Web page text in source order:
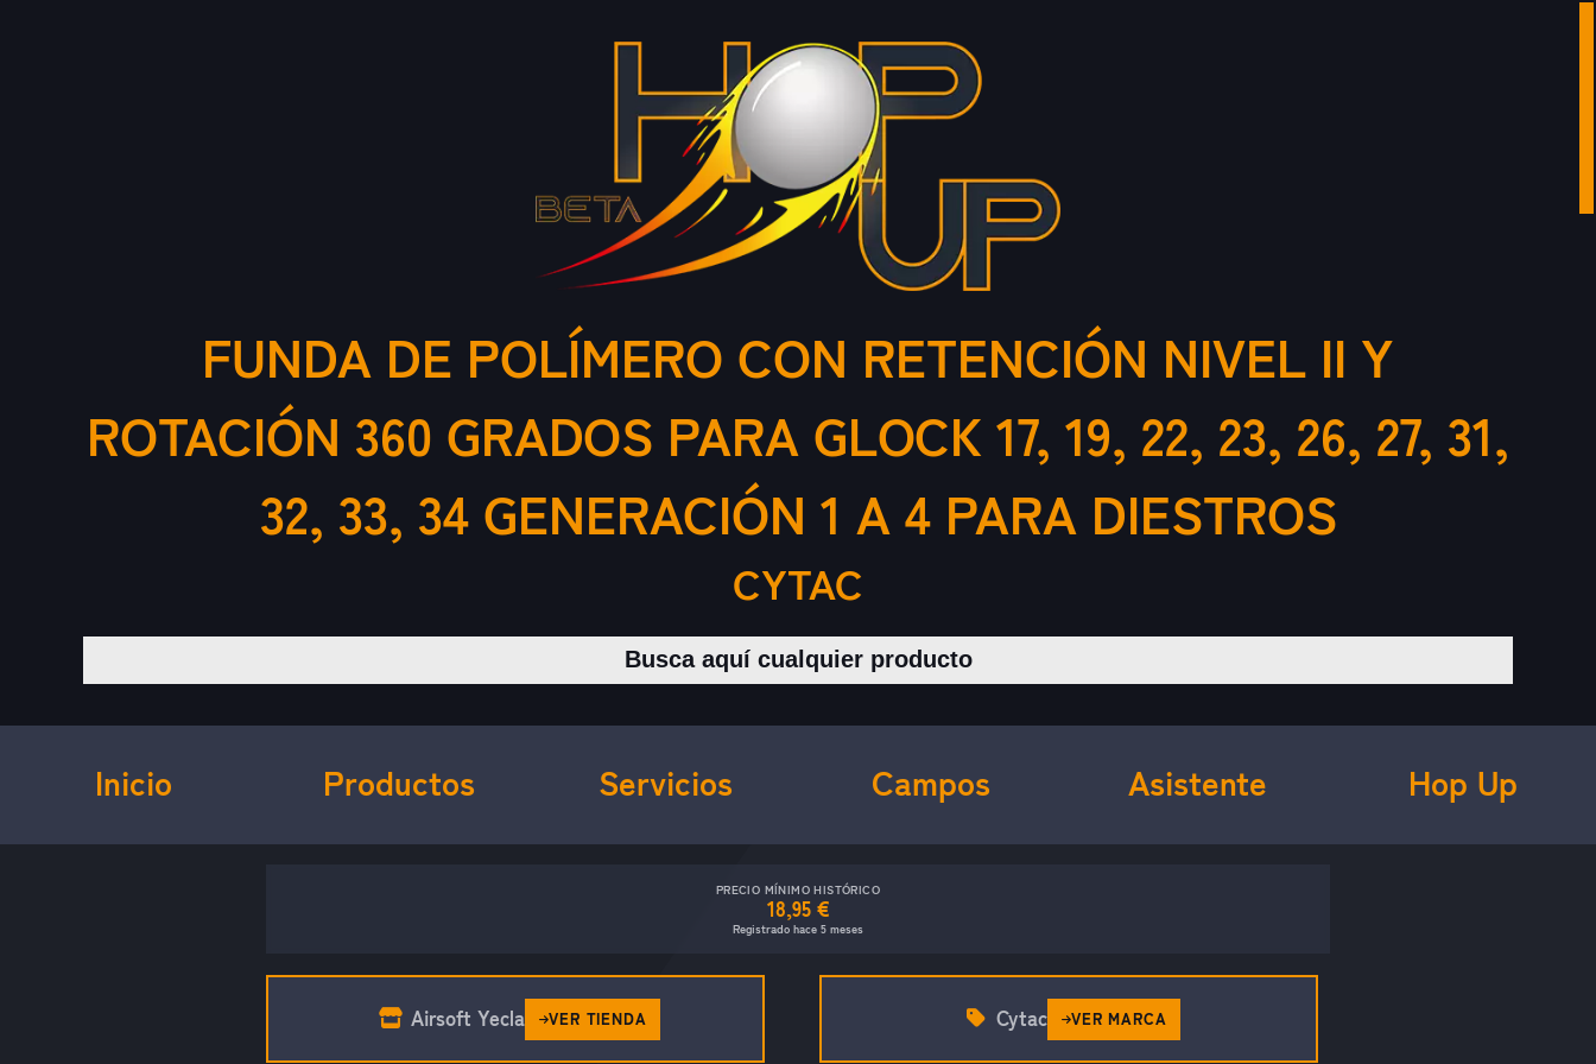
FUNDA DE POLÍMERO CON RETENCIÓN NIVEL II Y
ROTACIÓN 360 GRADOS PARA GLOCK 17, 19, 22, 23, 26, 27, 31,
32, 33, 34 GENERACIÓN 1 A 4 PARA DIESTROS
CYTAC
Buscar productos
Inicio Productos Servicios Campos Asistente Hop Up
PRECIO MÍNIMO HISTÓRICO
18,95 €
Registrado hace 5 meses
Airsoft Yecla VER TIENDA Cytac VER MARCA